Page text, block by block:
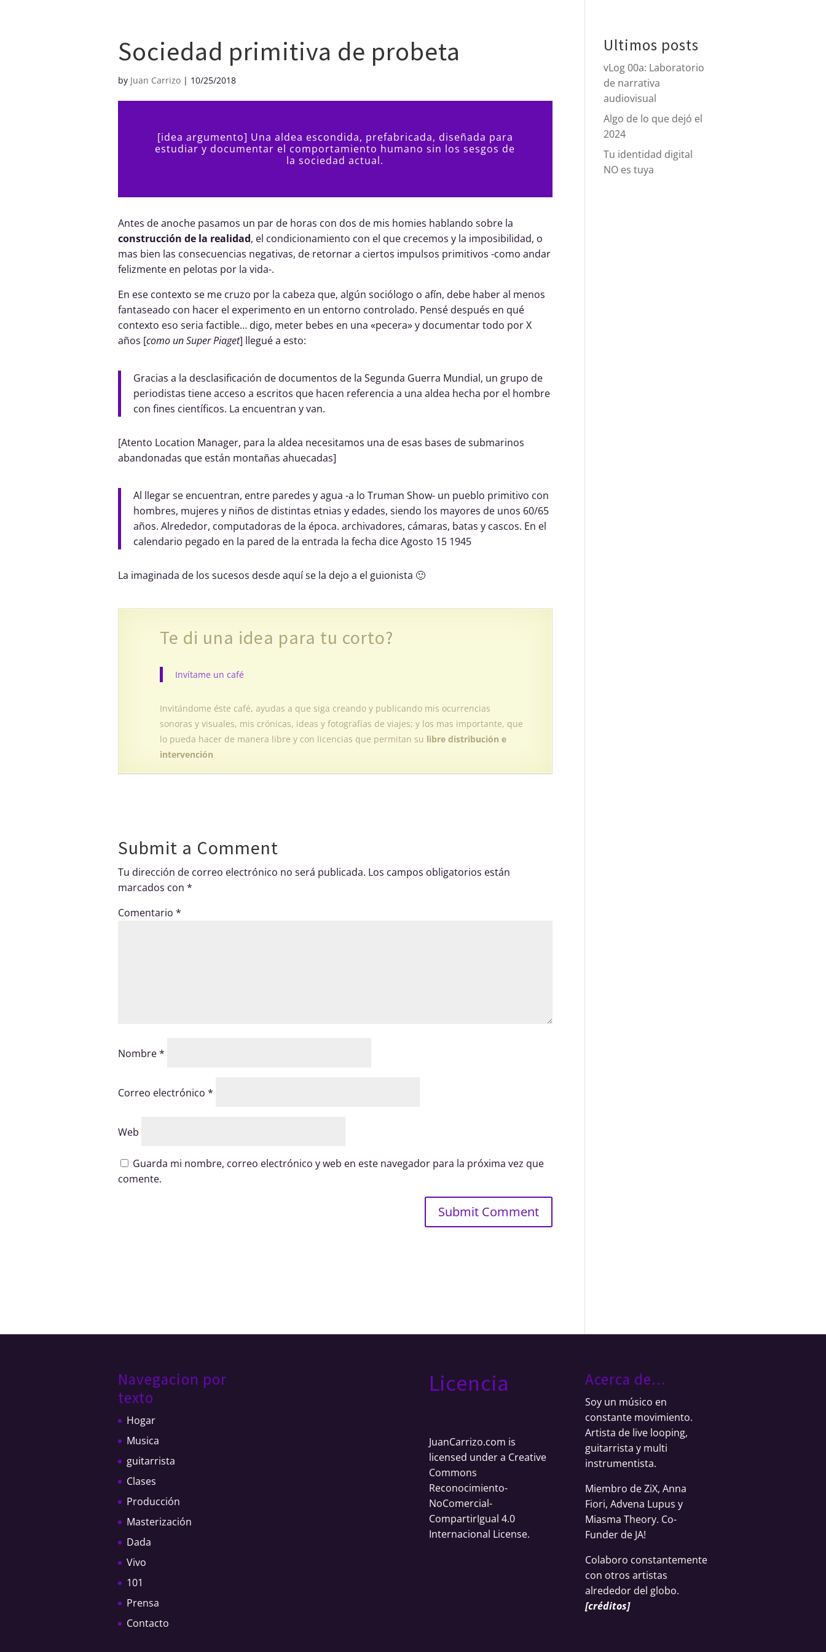
Sociedad primitiva de probeta
by Juan Carrizo | 10/25/2018
[idea argumento] Una aldea escondida, prefabricada, diseñada para
estudiar y documentar el comportamiento humano sin los sesgos de
la sociedad actual.
Antes de anoche pasamos un par de horas con dos de mis homies hablando sobre la
construcción de la realidad, el condicionamiento con el que crecemos y la imposibilidad, o
mas bien las consecuencias negativas, de retornar a ciertos impulsos primitivos -como andar
felizmente en pelotas por la vida-.
En ese contexto se me cruzo por la cabeza que, algún sociólogo o afín, debe haber al menos
fantaseado con hacer el experimento en un entorno controlado. Pensé después en qué
contexto eso seria factible… digo, meter bebes en una «pecera» y documentar todo por X
años [como un Super Piaget] llegué a esto:
Gracias a la desclasificación de documentos de la Segunda Guerra Mundial, un grupo de
periodistas tiene acceso a escritos que hacen referencia a una aldea hecha por el hombre
con fines científicos. La encuentran y van.
[Atento Location Manager, para la aldea necesitamos una de esas bases de submarinos
abandonadas que están montañas ahuecadas]
Al llegar se encuentran, entre paredes y agua -a lo Truman Show- un pueblo primitivo con
hombres, mujeres y niños de distintas etnias y edades, siendo los mayores de unos 60/65
años. Alrededor, computadoras de la época. archivadores, cámaras, batas y cascos. En el
calendario pegado en la pared de la entrada la fecha dice Agosto 15 1945
La imaginada de los sucesos desde aquí se la dejo a el guionista 🙂
Te di una idea para tu corto?
Invítame un café
Invitándome éste café, ayudas a que siga creando y publicando mis ocurrencias
sonoras y visuales, mis crónicas, ideas y fotografías de viajes; y los mas importante, que
lo pueda hacer de manera libre y con licencias que permitan su libre distribución e
intervención
Submit a Comment
Tu dirección de correo electrónico no será publicada. Los campos obligatorios están
marcados con *
Comentario *
Nombre*
Correo electrónico *
Web
Guarda mi nombre, correo electrónico y web en este navegador para la próxima vez que
comente.
Ultimos posts
vLog 00a: Laboratorio
de narrativa
audiovisual
Algo de lo que dejó el
2024
Tu identidad digital
NO es tuya
Navegacion por
texto
Hogar
Musica
guitarrista
Clases
Producción
Masterización
Dada
Vivo
101
Prensa
Contacto
Licencia
JuanCarrizo.com is
licensed under a Creative
Commons
Reconocimiento-
NoComercial-
CompartirIgual 4.0
Internacional License.
Acerca de…
Soy un músico en
constante movimiento.
Artista de live looping,
guitarrista y multi
instrumentista.
Miembro de ZiX, Anna
Fiori, Advena Lupus y
Miasma Theory. Co-
Funder de JA!
Colaboro constantemente
con otros artistas
alrededor del globo.
[créditos]